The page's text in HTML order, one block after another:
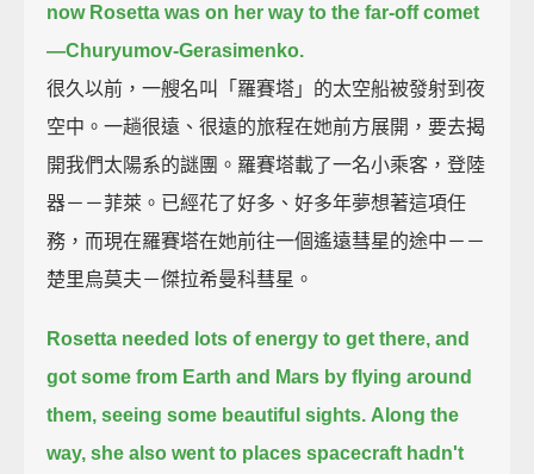
now Rosetta was on her way to the far-off comet
—Churyumov-Gerasimenko.
很久以前，一艘名叫「羅賽塔」的太空船被發射到夜
空中。一趟很遠、很遠的旅程在她前方展開，要去揭
開我們太陽系的謎團。羅賽塔載了一名小乘客，登陸
器－－菲萊。已經花了好多、好多年夢想著這項任
務，而現在羅賽塔在她前往一個遙遠彗星的途中－－
楚里烏莫夫－傑拉希曼科彗星。
Rosetta needed lots of energy to get there, and
got some from Earth and Mars by flying around
them, seeing some beautiful sights. Along the
way, she also went to places spacecraft hadn't